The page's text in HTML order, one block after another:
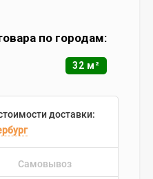
по городам:
32 м²
доставки:
Самовывоз